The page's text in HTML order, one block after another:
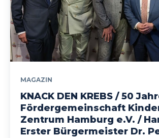
MAGAZIN
KNACK DEN KREBS / 50
Fördergemeinschaft
Zentrum Hamburg e.V. /
Erster Bürgermeister Dr.